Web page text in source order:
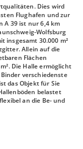
Dies wird
Flughafen und zur
A 39 ist nur 6,4 km
Wolfsburg
insgesamt 30.000 m²
Allein auf die
Flächen
Die Halle ermöglicht
verschiedenste
das Objekt für Sie
belastet
an die Be- und